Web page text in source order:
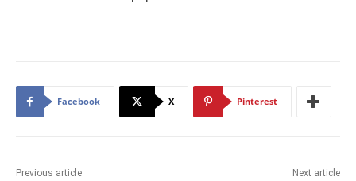
Facebook X Pinterest
Previous article Next article